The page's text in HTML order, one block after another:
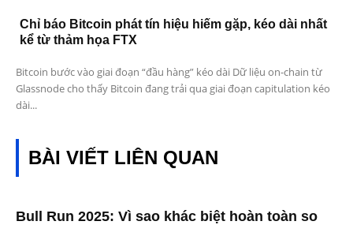
Chỉ báo Bitcoin phát tín hiệu hiếm gặp, kéo dài nhất
kể từ thảm họa FTX
Bitcoin bước vào giai đoạn “đầu hàng” kéo dài Dữ liệu on-chain từ
Glassnode cho thấy Bitcoin đang trải qua giai đoạn capitulation kéo
dài...
BÀI VIẾT LIÊN QUAN
Bull Run 2025: Vì sao khác biệt hoàn toàn so